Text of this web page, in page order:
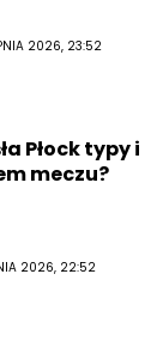
2026, 23:52
Płock typy i
meczu?
2026, 22:52